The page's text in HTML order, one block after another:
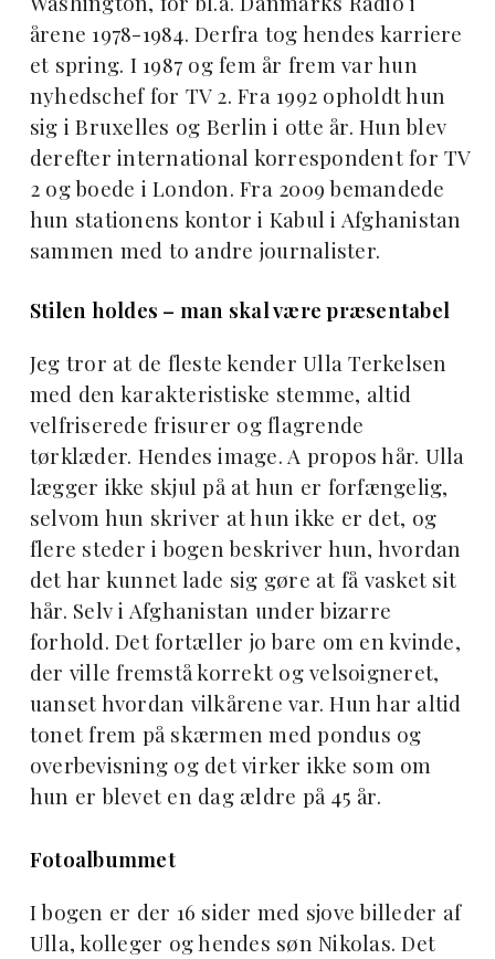
årene 1978-1984. Derfra tog hendes karriere
et spring. I 1987 og fem år frem var hun
nyhedschef for TV 2. Fra 1992 opholdt hun
sig i Bruxelles og Berlin i otte år. Hun blev
derefter international korrespondent for TV
2 og boede i London. Fra 2009 bemandede
hun stationens kontor i Kabul i Afghanistan
sammen med to andre journalister.
Stilen holdes – man skal være præsentabel
Jeg tror at de fleste kender Ulla Terkelsen
med den karakteristiske stemme, altid
velfriserede frisurer og flagrende
tørklæder. Hendes image. A propos hår. Ulla
lægger ikke skjul på at hun er forfængelig,
selvom hun skriver at hun ikke er det, og
flere steder i bogen beskriver hun, hvordan
det har kunnet lade sig gøre at få vasket sit
hår. Selv i Afghanistan under bizarre
forhold. Det fortæller jo bare om en kvinde,
der ville fremstå korrekt og velsoigneret,
uanset hvordan vilkårene var. Hun har altid
tonet frem på skærmen med pondus og
overbevisning og det virker ikke som om
hun er blevet en dag ældre på 45 år.
Fotoalbummet
I bogen er der 16 sider med sjove billeder af
Ulla, kolleger og hendes søn Nikolas. Det